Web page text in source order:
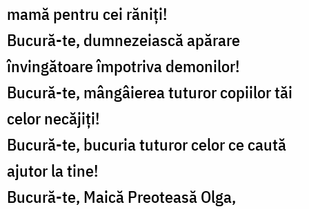
mamă pentru cei răniți!
Bucură-te, dumnezeiască apărare
învingătoare împotriva demonilor!
Bucură-te, mângâierea tuturor copiilor tăi
celor necăjiți!
Bucură-te, bucuria tuturor celor ce caută
ajutor la tine!
Bucură-te, Maică Preoteasă Olga,